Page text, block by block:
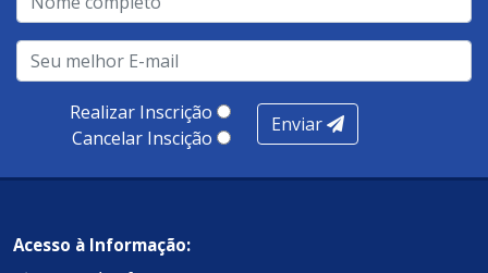
Realizar Inscrição
Cancelar Inscição
Enviar
Acesso à Informação: